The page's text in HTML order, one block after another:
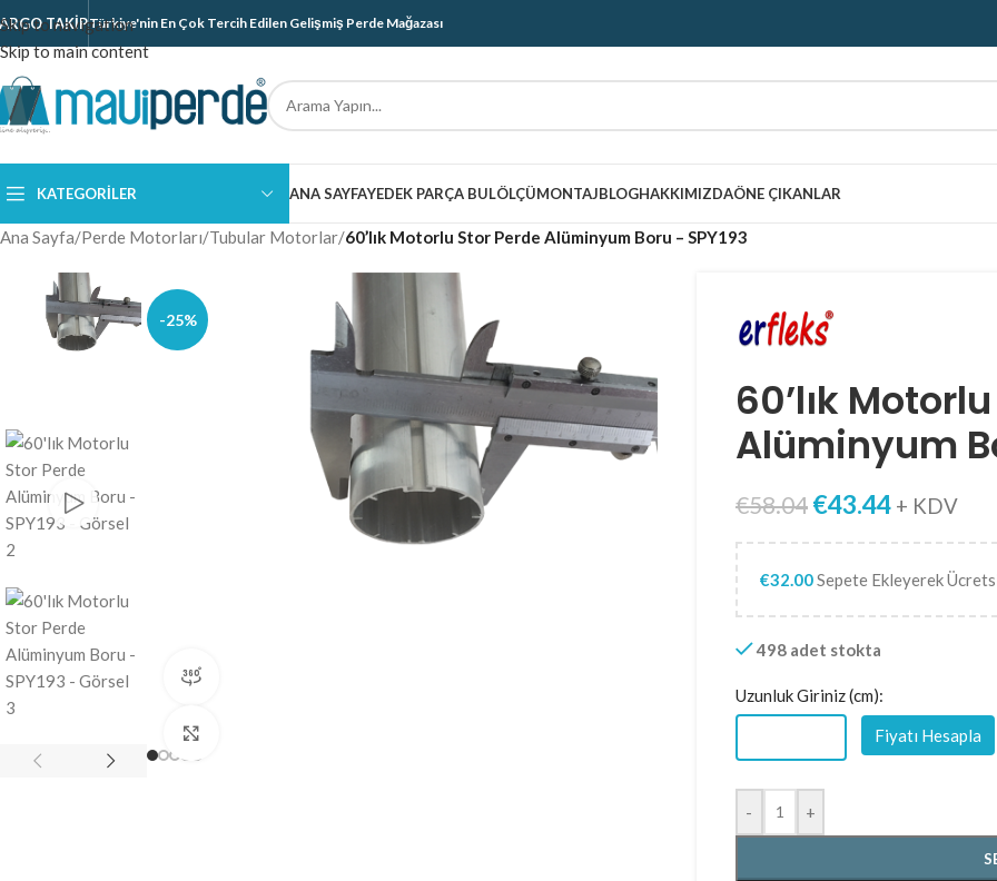
Skip to navigation
Skip to main content
TAKIPTürkiye'nin En Çok Tercih Edilen Gelişmiş Perde Mağazası
KATEGORILER ANA SAYFAYEDEK PARÇA BULÖLÇÜMONTAJBLOGHAKKIMIZDAÖNE ÇIKANLAR
Ana Sayfa/Perde Motorları/Tubular Motorlar/60’lık Motorlu Stor Perde Alüminyum Boru – SPY193
-25%
60’lık
Alüminyum
€58.04 €43.44 + KDV
€32.00Sepete Ekleyerek
498 adet stokta
Uzunluk Giriniz (cm):
Fiyatı Hesapla
- +